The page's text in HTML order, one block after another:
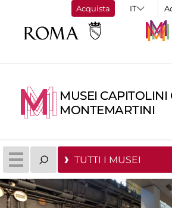
Acquista
MUSEI CAPITOLINI
MONTEMARTINI
TUTTI I MUSEI